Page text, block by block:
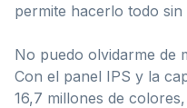
permite hacerlo todo
No puedo olvidarme de
Con el panel IPS y la
16,7 millones de